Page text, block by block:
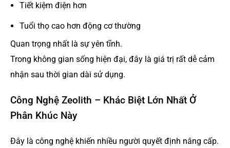
Tiết kiệm điện hơn
Tuổi thọ cao hơn động cơ thường
Quan trọng nhất là sự yên tĩnh.
Trong không gian sống hiện đại, đây là giá trị rất dễ cảm
nhận sau thời gian dài sử dụng.
Công Nghệ Zeolith – Khác Biệt Lớn Nhất Ở
Phân Khúc Này
Đây là công nghệ khiến nhiều người quyết định nâng cấp.